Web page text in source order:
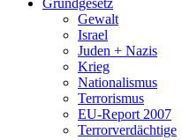
Grundgesetz
Gewalt
Israel
Juden + Nazis
Krieg
Nationalismus
Terrorismus
EU-Report 2007
Terrorverdächtige